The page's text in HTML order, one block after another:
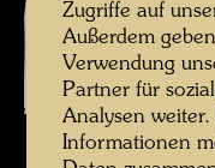
Zugriffe auf
Außerdem
Verwendung
Partner für
Analysen
Informationen